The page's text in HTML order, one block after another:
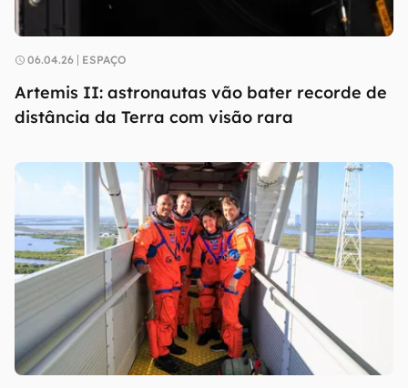
06.04.26 ESPAÇO
Artemis II: astronautas vão bater recorde de
distância da Terra com visão rara